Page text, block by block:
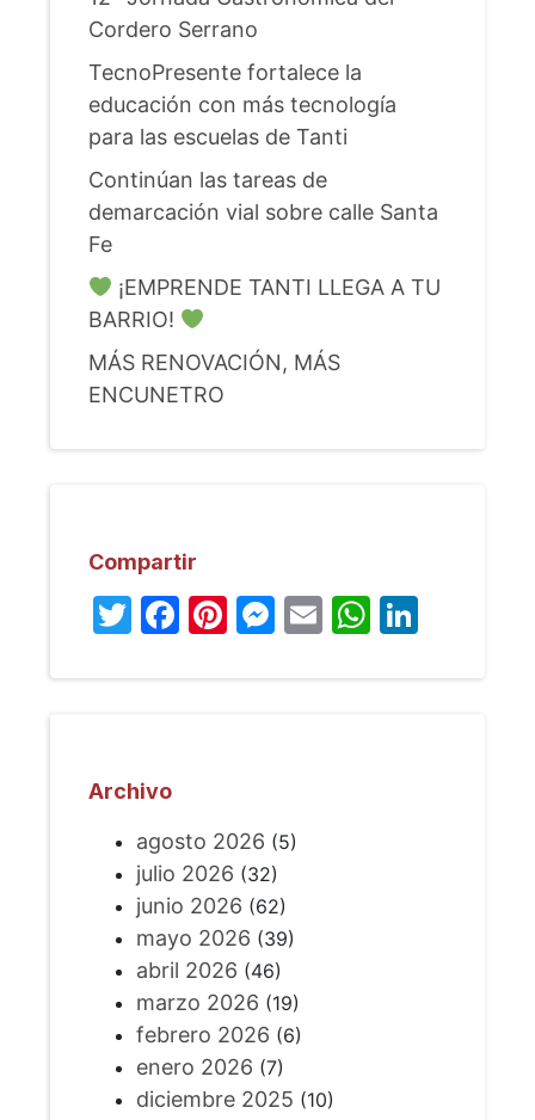
Cordero Serrano
TecnoPresente fortalece la
educación con más tecnología
para las escuelas de Tanti
Continúan las tareas de
demarcación vial sobre calle Santa
Fe
¡EMPRENDE TANTI LLEGA A TU
BARRIO!
MÁS RENOVACIÓN, MÁS
ENCUNETRO
Compartir
Twitter
Facebook
Pinterest
Messenger
Email
Archivo
agosto 2026 (5)
julio 2026 (32)
junio 2026 (62)
mayo 2026 (39)
abril 2026 (46)
marzo 2026 (19)
febrero 2026 (6)
enero 2026 (7)
diciembre 2025 (10)